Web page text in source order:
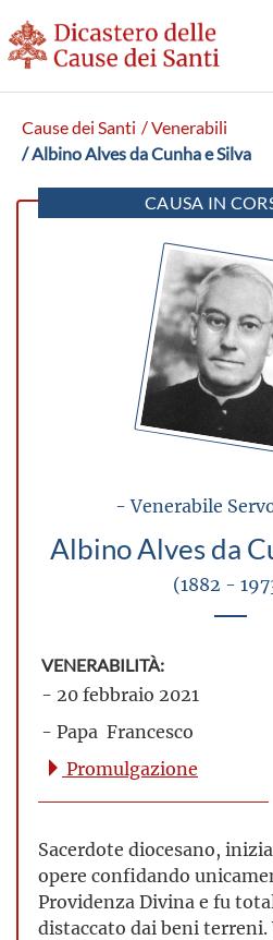
Cause dei Santi / Venerabili
/ Albino Alves da Cunha e Silva
CAUSA IN
- Venerabile
Albino Alves da
(1882 -
VENERABILITÀ:
- 20 febbraio 2021
- Papa Francesco
Promulgazione
Sacerdote diocesano,
opere confidando
Providenza Divina e fu
distaccato dai beni terreni.